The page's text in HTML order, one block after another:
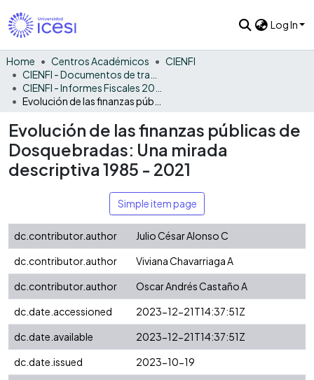
Log In
Home Centros Académicos
CIENFI
Evolución de las finanzas públicas de
Dosquebradas: Una mirada
descriptiva 1985 - 2021
Simple item page
dc.contributor.author
Julio César Alonso C
dc.contributor.author
Viviana Chavarriaga A
dc.contributor.author
Oscar Andrés Castaño A
dc.date.accessioned
2023-12-21T14:37:51Z
dc.date.available
2023-12-21T14:37:51Z
dc.date.issued
2023-10-19